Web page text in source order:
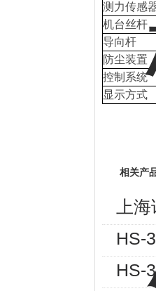
测力传感
机台丝杆
导向杆
防尘装置
控制系统
显示方式
相关产
上
HS-
HS-